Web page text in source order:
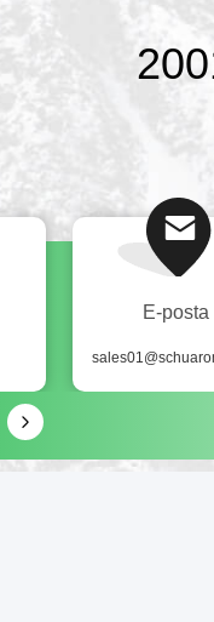
E-posta